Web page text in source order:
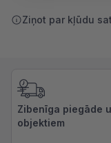
Ziņot par kļūdu
Zibenīga piegāde
objektiem